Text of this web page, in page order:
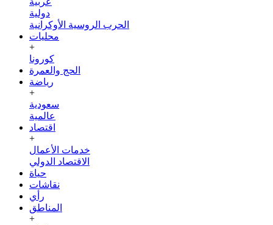
دولية
الحرب الروسية الأوكرانية
محليات
+
كورونا
الحج والعمرة
رياضة
+
سعودية
عالمية
اقتصاد
+
خدمات الأعمال
الاقتصاد الدولي
حياة
نقاشات
رأي
المناطق
+